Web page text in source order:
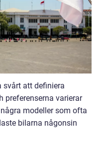
svårt att definiera
preferenserna varierar
modeller som ofta
bilarna någonsin